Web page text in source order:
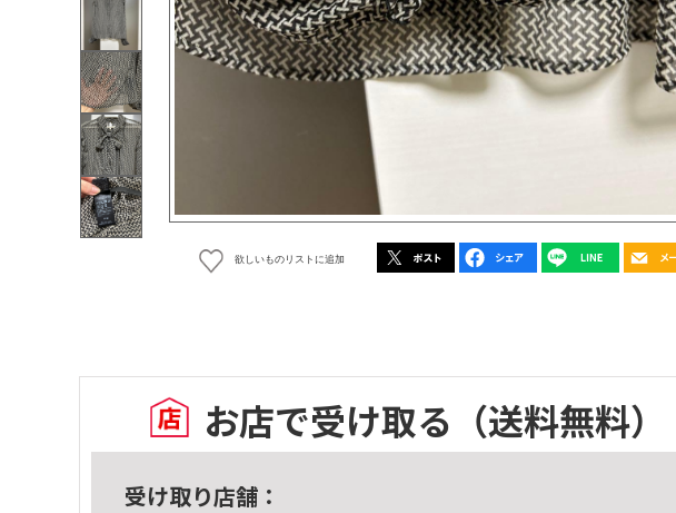
欲しいものリストに追加
お店で受け取る （送料無料）
受け取り店舗：